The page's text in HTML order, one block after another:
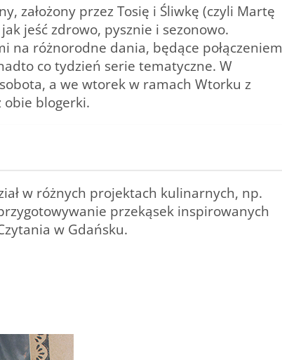
założony przez Tosię i Śliwkę (czyli Martę
jeść zdrowo, pysznie i sezonowo.
na różnorodne dania, będące połączeniem
co tydzień serie tematyczne. W
, a we wtorek w ramach Wtorku z
blogerki.
w różnych projektach kulinarnych, np.
przekąsek inspirowanych
w Gdańsku.